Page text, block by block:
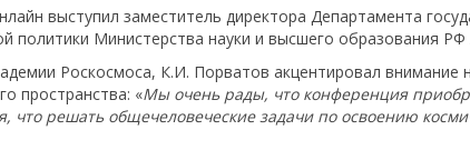
выступил заместитель директора Департамента
политики Министерства науки и высшего образования
Роскосмоса, К.И. Порватов акцентировал внимание
пространства: «Мы очень рады, что конференция
что решать общечеловеческие задачи по освоению